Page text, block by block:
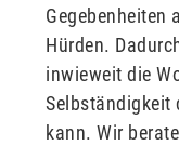
Gegebenheiten
Hürden.
inwieweit die
Selbständigkeit
kann. Wir